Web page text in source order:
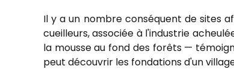
Il y a un nombre conséquent de sites
cueilleurs, associée à l'industrie
la mousse au fond des forêts —
peut découvrir les fondations d'un